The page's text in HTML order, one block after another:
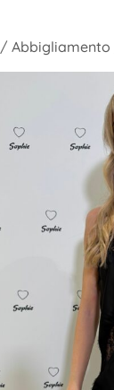
/Abbigliamento